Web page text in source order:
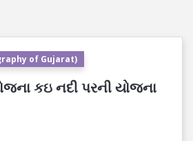
of Gujarat)
કઇ નદી પરની યોજના